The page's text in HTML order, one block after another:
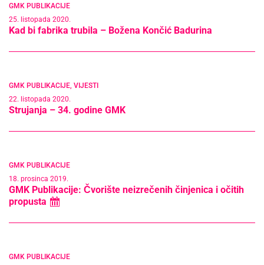
GMK PUBLIKACIJE
25. listopada 2020.
Kad bi fabrika trubila – Božena Končić Badurina
GMK PUBLIKACIJE VIJESTI
22. listopada 2020.
Strujanja – 34. godine GMK
GMK PUBLIKACIJE
18. prosinca 2019.
GMK Publikacije: Čvorište neizrečenih činjenica i očitih
propusta
GMK PUBLIKACIJE